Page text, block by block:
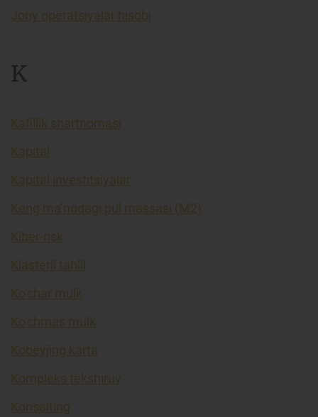
Joriy operatsiyalar hisobi
K
Kafillik shartnomasi
Kapital
Kapital investitsiyalar
Keng ma’nodagi pul massasi (M2)
Kiber-risk
Klasterli tahlil
Ko’char mulk
Ko’chmas mulk
Kobeyjing karta
Kompleks tekshiruv
Konsalting